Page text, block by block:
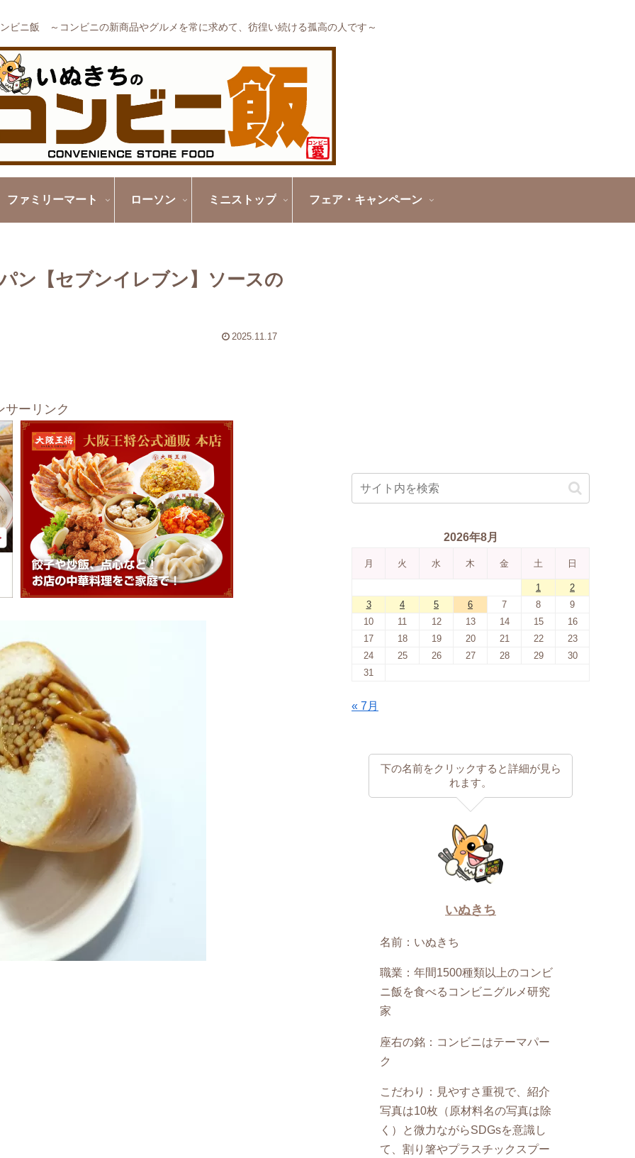
ビニ飯 ～コンビニの新商品やグルメを常に求めて、彷徨い続ける孤高の人です～
ファミリーマート ローソン ミニストップ フェア・キャンペーン
ン【セブンイレブン】ソースの
2025.11.17
サーリンク
2026年8月
月 火 水 木 金 土 日
1
2
3
4 5 6 7 8
9
10
11 12 13 14 15
16
17
18 19 20 21 22
23
24
25 26 27 28 29
30
31
« 7月
下の名前をクリックすると詳細が見ら
れます。
いぬきち
名前：いぬきち
職業：年間1500種類以上のコンビ
ニ飯を食べるコンビニグルメ研究
家
座右の銘：コンビニはテーマパー
ク
こだわり：見やすさ重視で、紹介
写真は10枚（原材料名の写真は除
く）と微力ながらSDGsを意識し
て、割り箸やプラスチックスプー